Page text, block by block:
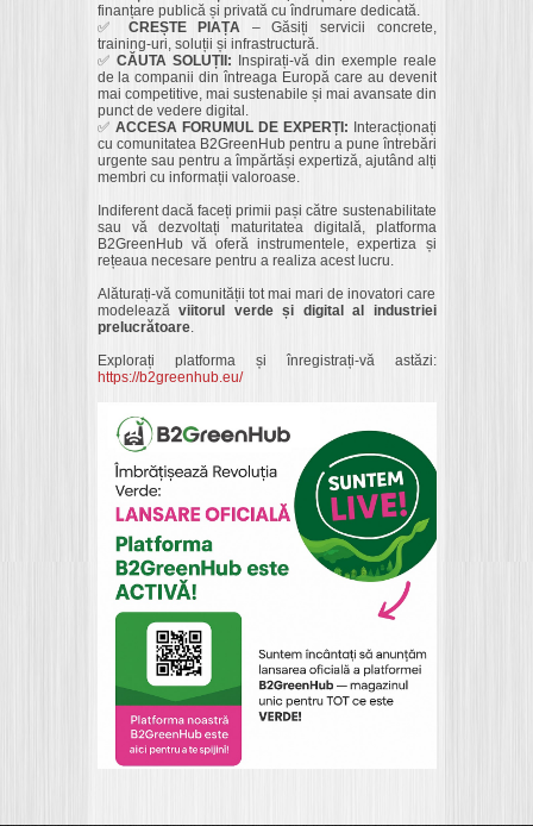
finanțare publică și privată cu îndrumare dedicată.
✅ CREȘTE PIAȚA – Găsiți servicii concrete,
training-uri, soluții și infrastructură.
✅CĂUTA SOLUȚII:
Inspirați-vă din exemple reale
de la companii din întreaga Europă care au devenit
mai competitive, mai sustenabile și mai avansate din
punct de vedere digital.
✅ ACCESA FORUMUL DE EXPERȚI: Interacționați
cu comunitatea B2GreenHub pentru a pune întrebări
urgente sau pentru a împărtăși expertiză, ajutând alți
membri cu informații valoroase.
Indiferent dacă faceți primii pași către sustenabilitate
sau vă dezvoltați maturitatea digitală, platforma
B2GreenHub vă oferă instrumentele, expertiza și
rețeaua necesare pentru a realiza acest lucru.
Alăturați-vă comunității tot mai mari de inovatori care
modelează viitorul verde și digital al industriei
prelucrătoare.
Explorați platforma și înregistrați-vă astăzi:
https://b2greenhub.eu/